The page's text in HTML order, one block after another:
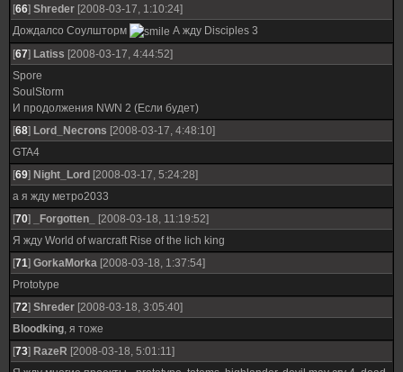
[66] Shreder [2008-03-17, 1:10:24]
Дождалсо Соулшторм
А жду Disciples 3
[67] Latiss [2008-03-17, 4:44:52]
Spore
SoulStorm
И продолжения NWN 2 (Если будет)
[68] Lord_Necrons [2008-03-17, 4:48:10]
GTA4
[69] Night_Lord [2008-03-17, 5:24:28]
а я жду метро2033
[70] _Forgotten_
[2008-03-18, 11:19:52]
Я жду World of warcraft Rise of the lich king
[71] GorkaMorka [2008-03-18, 1:37:54]
Prototype
[72] Shreder [2008-03-18, 3:05:40]
Bloodking, я тоже
[73] RazeR [2008-03-18, 5:01:11]